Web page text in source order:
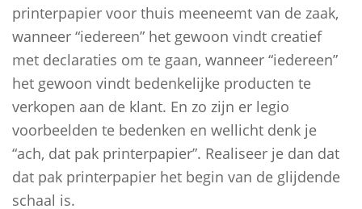
printerpapier voor thuis meeneemt van de zaak,
wanneer “iedereen” het gewoon vindt creatief
met declaraties om te gaan, wanneer “iedereen”
het gewoon vindt bedenkelijke producten te
verkopen aan de klant. En zo zijn er legio
voorbeelden te bedenken en wellicht denk je
“ach, dat pak printerpapier”. Realiseer je dan dat
dat pak printerpapier het begin van de glijdende
schaal is.